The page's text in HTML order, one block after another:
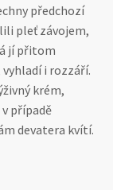
předchozí
pleť závojem,
jí přitom
i rozzáří.
krém,
případě
devatera kvítí.